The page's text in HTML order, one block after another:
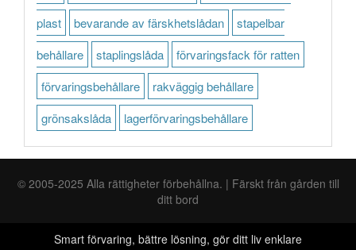
plast
bevarande av färskhetslådan
stapelbar
behållare
staplingslåda
förvaringsfack för ratten
förvaringsbehållare
rakväggig behållare
grönsakslåda
lagerförvaringsbehållare
© 2005-2025 Alla rättigheter förbehållna. | Färskt från gården till
ditt bord
Smart förvaring, bättre lösning, gör ditt liv enklare